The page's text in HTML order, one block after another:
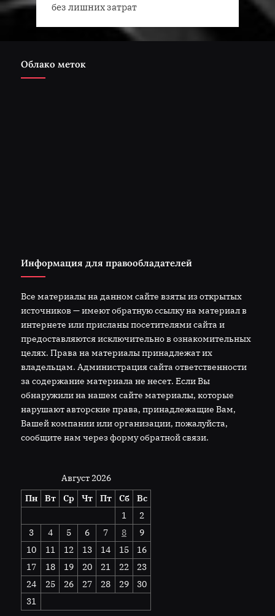
без лишних затрат
Облако меток
Информация для правообладателей
Все материалы на данном сайте взяты из открытых
источников — имеют обратную ссылку на материал в
интернете или присланы посетителями сайта и
предоставляются исключительно в ознакомительных
целях. Права на материалы принадлежат их
владельцам. Администрация сайта ответственности
за содержание материала не несет. Если Вы
обнаружили на нашем сайте материалы, которые
нарушают авторские права, принадлежащие Вам,
Вашей компании или организации, пожалуйста,
сообщите нам через форму обратной связи.
Август 2026
Пн
Вт Ср Чт Пт Сб
Вс
1
2
3
4 5 6 7 8
9
10
11 12 13 14 15
16
17
18 19 20 21 22
23
24
25 26 27 28 29
30
31